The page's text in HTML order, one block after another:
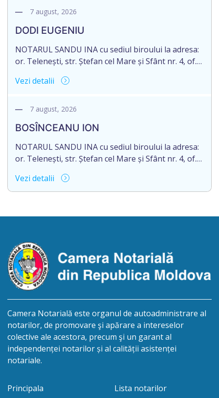
decedat/ă la 16 mai 2026. Eliberarea certificatului de
de 16.05.2027 termenul de opțiune pentru
acceptarea […]
7 august, 2026
DODI EUGENIU
NOTARUL SANDU INA cu sediul biroului la adresa:
or. Telenești, str. Ștefan cel Mare și Sfânt nr. 4, of.
succesorale în urma decesului cet. DODI EUGENIU,
2003035009604, decedat/ă la data de 12.01.2026
/doisprezece ianuarie anul două mii douăzeci și
șase/. Eliberarea certificatului de moștenitor este
[…]
Vezi detalii
7 august, 2026
BOSÎNCEANU ION
NOTARUL SANDU INA cu sediul biroului la adresa:
or. Telenești, str. Ștefan cel Mare și Sfânt nr. 4, of.
succesorale în urma decesului cet. BOSÎNCEANU
ION, născut/ă la 21.07.1980, cod personal
/cincisprezece mai anul două mii douăzeci și unu/.
Vezi detalii
Camera Notarială este organul de autoadministrare al
notarilor, de promovare şi apărare a intereselor
colective ale acestora, precum şi un garant al
independenței notarilor și al calității asistenței
notariale.
Principala
Lista notarilor